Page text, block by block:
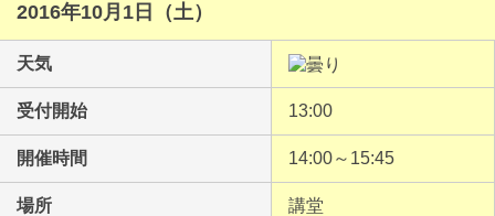
ブックマークした学校
ブックマークした学校はありません
2016年10月1日（土）
天気
受付開始 13:00
開催時間 14:00～15:45
場所 講堂